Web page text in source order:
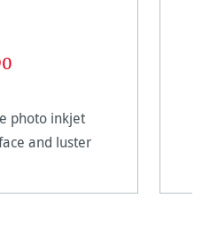
photo inkjet
and luster